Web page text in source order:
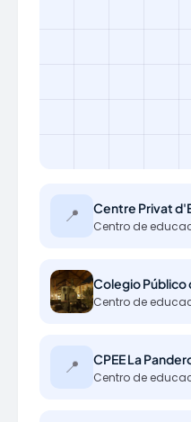
📍 Centre Privat
Centro de
Centro de
📍 CPEE La
Centro de